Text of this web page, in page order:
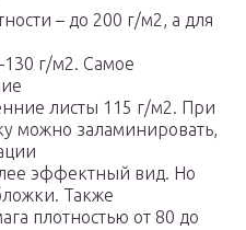
– до 200 г/м2, а для
г/м2. Самое
листы 115 г/м2. При
можно заламинировать,
эффектный вид. Но
Также
плотностью от 80 до